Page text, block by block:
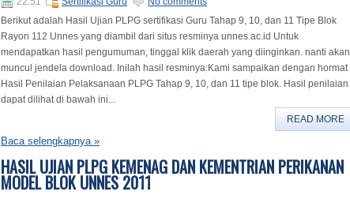
Berikut adalah Hasil Ujian PLPG sertifikasi Guru Tahap 9, 10, dan 11 Tipe Blok
Rayon 112 Unnes yang diambil dari situs resminya unnes.ac.id Untuk
mendapatkan hasil pengumuman, tinggal klik daerah yang diinginkan. nanti akan
muncul jendela download. Inilah hasil resminya:Kami sampaikan dengan hormat
Hasil Penilaian Pelaksanaan PLPG Tahap 9, 10, dan 11 tipe blok. Hasil penilaian
dapat dilihat di bawah ini...
READ MORE
Baca selengkapnya »
HASIL UJIAN PLPG KEMENAG DAN KEMENTRIAN PERIKANAN
MODEL BLOK UNNES 2011